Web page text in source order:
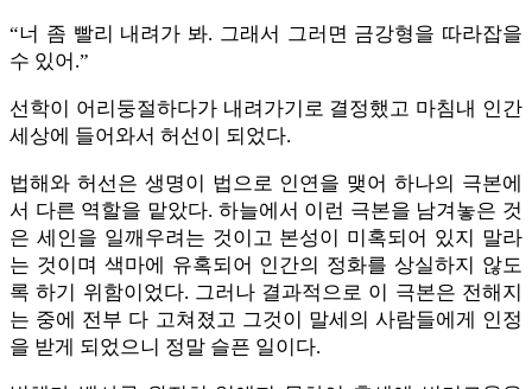
“너 좀 빨리 내려가 봐. 그래서 그러면 금강형을 따라잡을
수 있어.”
선학이 어리둥절하다가 내려가기로 결정했고 마침내 인간
세상에 들어와서 허선이 되었다.
법해와 허선은 생명이 법으로 인연을 맺어 하나의 극본에
서 다른 역할을 맡았다. 하늘에서 이런 극본을 남겨놓은 것
은 세인을 일깨우려는 것이고 본성이 미혹되어 있지 말라
는 것이며 색마에 유혹되어 인간의 정화를 상실하지 않도
록 하기 위함이었다. 그러나 결과적으로 이 극본은 전해지
는 중에 전부 다 고쳐졌고 그것이 말세의 사람들에게 인정
을 받게 되었으니 정말 슬픈 일이다.